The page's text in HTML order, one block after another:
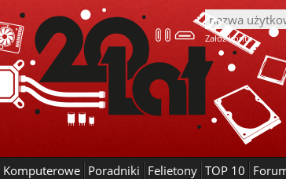
Załóż konto
Komputerowe Poradniki Felietony TOP 10